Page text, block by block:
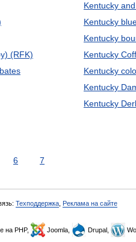
(RFK)
Kentucky
Kentucky
Kentucky
Kentucky
Kentucky
Kentucky
Kentucky
6 7
Техподдержка Реклама на сайте
на PHP, Joomla, Drupal,